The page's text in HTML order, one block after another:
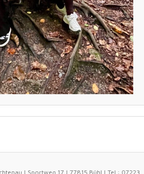
| Sportweg 17 | 77815 Bühl | Tel.: 07223